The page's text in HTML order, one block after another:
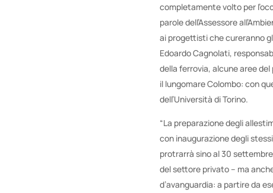
completamente volto per
parole dell’Assessore
ai progettisti che cureranno
Edoardo Cagnolati,
della ferrovia, alcune aree del
il lungomare Colombo: con
dell’Università di Torino.
“La preparazione degli
con inaugurazione degli
protrarrà sino al 30
del settore privato – ma
d’avanguardia: a partire da